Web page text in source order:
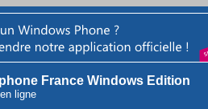
France Windows Edition
ligne